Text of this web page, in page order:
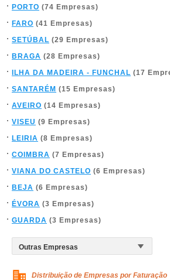
PORTO (74 Empresas)
FARO (41 Empresas)
SETÚBAL (29 Empresas)
BRAGA (28 Empresas)
ILHA DA MADEIRA - FUNCHAL (17
SANTARÉM (15 Empresas)
AVEIRO (14 Empresas)
VISEU (9 Empresas)
LEIRIA (8 Empresas)
COIMBRA (7 Empresas)
VIANA DO CASTELO (6 Empresas)
BEJA (6 Empresas)
ÉVORA (3 Empresas)
GUARDA (3 Empresas)
Distribuição de Empresas por Faturação